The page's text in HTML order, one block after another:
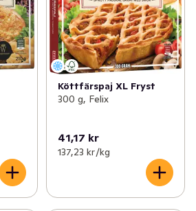
Köttfärspaj XL Fryst
300 g, Felix
41,17 kr
137,23 kr /kg